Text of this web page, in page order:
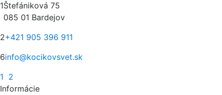
1Štefániková 75
085 01 Bardejov
2+421 905 396 911
6info@kocikovsvet.sk
1 2
Informácie